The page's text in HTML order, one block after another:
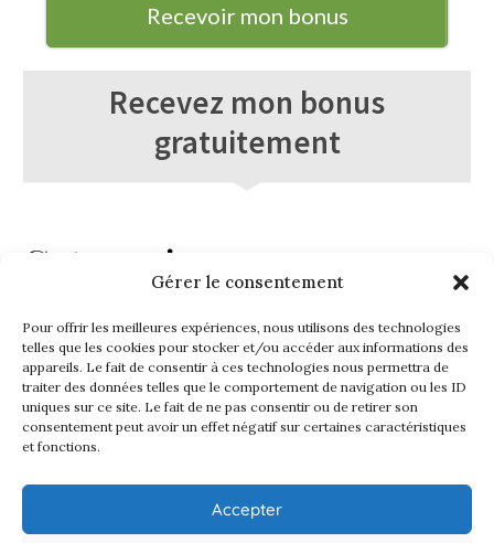
Gérer le consentement
Pour offrir les meilleures expériences, nous utilisons des technologies
telles que les cookies pour stocker et/ou accéder aux informations des
appareils. Le fait de consentir à ces technologies nous permettra de
traiter des données telles que le comportement de navigation ou les ID
uniques sur ce site. Le fait de ne pas consentir ou de retirer son
consentement peut avoir un effet négatif sur certaines caractéristiques
et fonctions.
Accepter
Recevoir mon bonus
Recevez mon bonus
gratuitement
Categories
Paix intérieure et vie émotionnelle
Problèmes de santé
Produits naturels
Santé et bien-être
Témoignage